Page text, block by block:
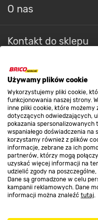
Używamy plików cookie
Wykorzystujemy pliki cookie,
funkcjonowania naszej strony.
inne pliki cookie, które
dotyczących odwiedzających,
pokazania
wspaniałego doświadczenia
korzystamy również z plików
informacje, zebrane za ich
partnerów, którzy mogą
uzyskać więcej informacji na
udzielić zgody na poszczególne,
Dane są gromadzone w celu
kampanii reklamowych. Dane
informacji można znaleźć tutaj.
O nas
Kontakt do sklepu
Strefa biznesu
Dołącz do nas
Metody płatności